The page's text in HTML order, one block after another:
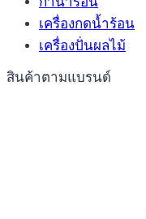
เครื่องกดน้ำร้อน
เครื่องปั่นผลไม้
สินค้าตามแบรนด์